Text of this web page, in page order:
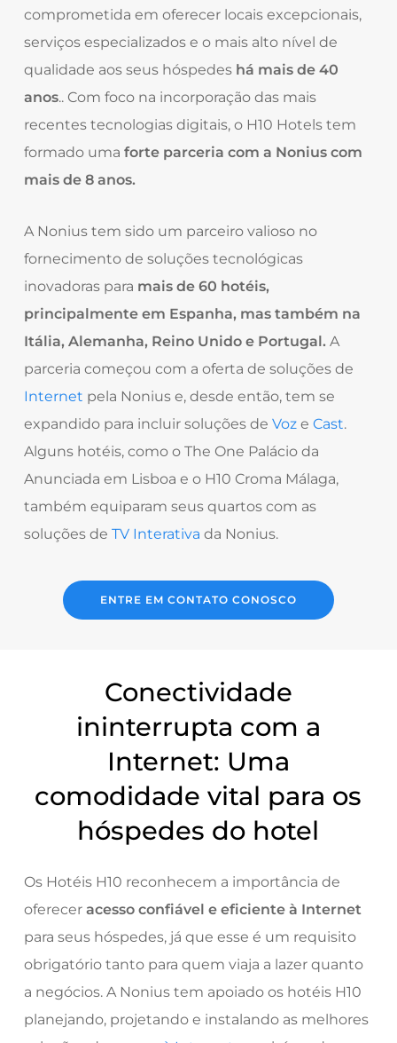
comprometida em oferecer locais excepcionais,
serviços especializados e o mais alto nível de
qualidade aos seus hóspedes há mais de 40
anos.. Com foco na incorporação das mais
recentes tecnologias digitais, o H10 Hotels tem
formado uma forte parceria com a Nonius com
mais de 8 anos.
A Nonius tem sido um parceiro valioso no
fornecimento de soluções tecnológicas
inovadoras para mais de 60 hotéis,
principalmente em Espanha, mas também na
Itália, Alemanha, Reino Unido e Portugal.A
parceria começou com a oferta de soluções de
Internet pela Nonius e, desde então, tem se
expandido para incluir soluções de Voz e Cast.
Alguns hotéis, como o The One Palácio da
Anunciada em Lisboa e o H10 Croma Málaga,
também equiparam seus quartos com as
soluções de TV Interativa da Nonius.
ENTRE EM CONTATO CONOSCO
Conectividade
ininterrupta com a
Internet: Uma
comodidade vital para os
hóspedes do hotel
Os Hotéis H10 reconhecem a importância de
oferecer acesso confiável e eficiente à Internet
para seus hóspedes,já que esse é um requisito
obrigatório tanto para quem viaja a lazer quanto
a negócios. A Nonius tem apoiado os hotéis H10
planejando, projetando e instalando as melhores